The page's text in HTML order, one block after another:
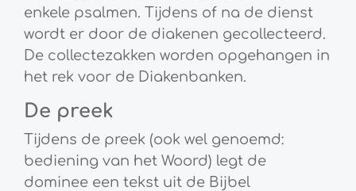
enkele psalmen. Tijdens of na de dienst
wordt er door de diakenen gecollecteerd.
De collectezakken worden opgehangen in
het rek voor de Diakenbanken.
De preek
Tijdens de preek (ook wel genoemd:
bediening van het Woord) legt de
dominee een tekst uit de Bijbel